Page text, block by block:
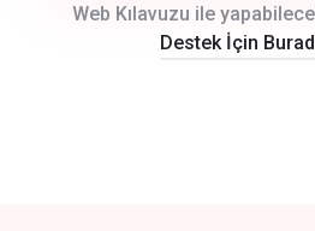
Web Kılavuzu ile
Destek İçin